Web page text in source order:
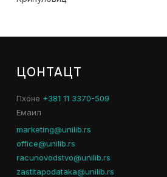
ЦОНТАЦТ
Пхоне +381 11 3370-509
Емаил
marketing@unilib.rs
office@unilib.rs
racunovodstvo@unilib.rs
zastitapodataka@unilib.rs